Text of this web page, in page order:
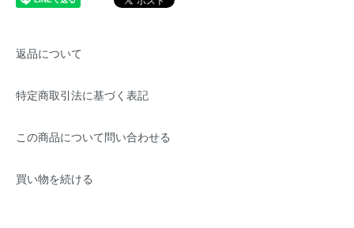
返品について
特定商取引法に基づく表記
この商品について問い合わせる
買い物を続ける